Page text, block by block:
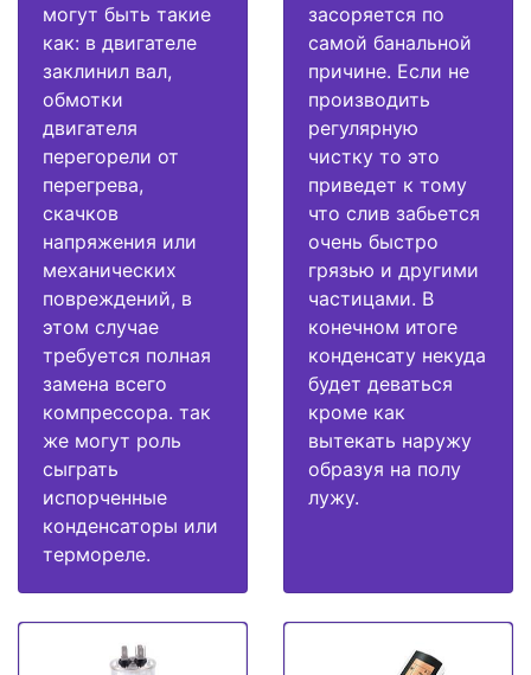
могут быть такие
как: в двигателе
заклинил вал,
обмотки
двигателя
перегорели от
перегрева,
скачков
напряжения или
механических
повреждений, в
этом случае
требуется полная
замена всего
компрессора. так
же могут роль
сыграть
испорченные
конденсаторы или
термореле.
засоряется по
самой банальной
причине. Если не
производить
регулярную
чистку то это
приведет к тому
что слив забьется
очень быстро
грязью и другими
частицами. В
конечном итоге
конденсату некуда
будет деваться
кроме как
вытекать наружу
образуя на полу
лужу.